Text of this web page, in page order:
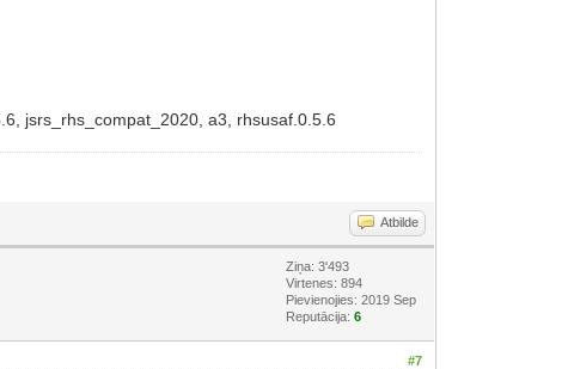
jsrs_rhs_compat_2020, a3, rhsusaf.0.5.6
Atbilde
Ziņa: 3'493
Virtenes: 894
Pievienojies: 2019 Sep
Reputācija:6
#7